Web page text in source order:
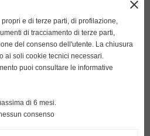
close
propri e di terze parti, di profilazione,
di tracciamento di terze parti,
del consenso dell'utente. La chiusura
ai soli cookie tecnici necessari.
puoi consultare le informative
di 6 mesi.
consenso